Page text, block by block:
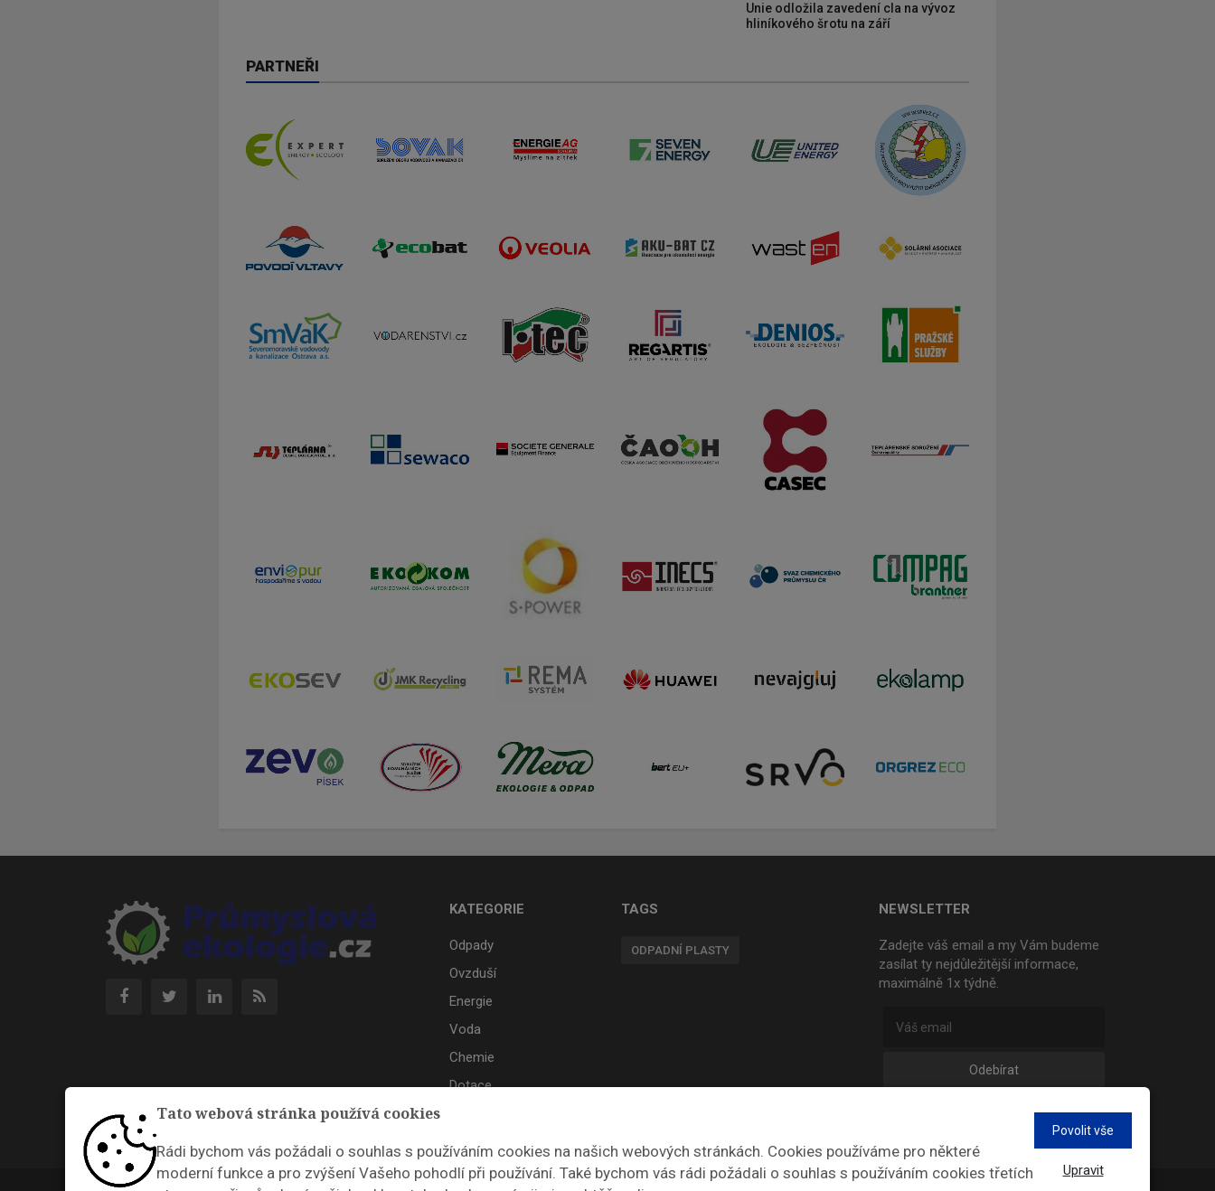
Tato webová stránka používá cookies
Rádi bychom vás požádali o souhlas s používáním cookies na našich webových stránkách. Cookies používáme pro některé
moderní funkce a pro zvýšení Vašeho pohodlí při používání. Také bychom vás rádi požádali o souhlas s používáním cookies třetích
Povolit vše
Upravit
Unie odložila zavedení cla na vývoz
hliníkového šrotu na září
PARTNEŘI
KATEGORIE
Odpady
Ovzduší
Energie
Voda
Chemie
Dotace
TAGS
ODPADNÍ PLASTY
NEWSLETTER
Zadejte váš email a my Vám budeme
zasílat ty nejdůležitější informace,
maximálně 1x týdně.
Odebírat